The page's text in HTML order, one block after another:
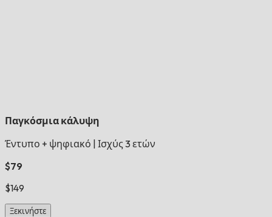
Παγκόσμια κάλυψη
Έντυπο + ψηφιακό Ισχύς 3 ετών
$79
$149
Ξεκινήστε